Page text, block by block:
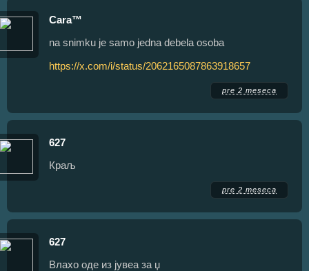
Cara™
na snimku je samo jedna debela osoba
https://x.com/i/status/2062165087863918657
pre 2 meseca
627
Краљ
pre 2 meseca
627
Влахо оде из јувеа за џ